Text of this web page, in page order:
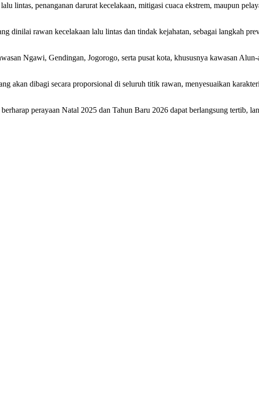
lintas, penanganan darurat kecelakaan, mitigasi cuaca ekstrem, maupun
dinilai rawan kecelakaan lalu lintas dan tindak kejahatan, sebagai langkah
Ngawi, Gendingan, Jogorogo, serta pusat kota, khususnya kawasan
akan dibagi secara proporsional di seluruh titik rawan, menyesuaikan
perayaan Natal 2025 dan Tahun Baru 2026 dapat berlangsung tertib,